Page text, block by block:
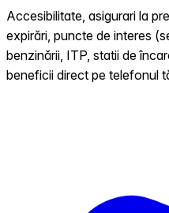
Accesibilitate, asigurari la
expirări, puncte de interes
benzinării, ITP, statii de
beneficii direct pe telefonul